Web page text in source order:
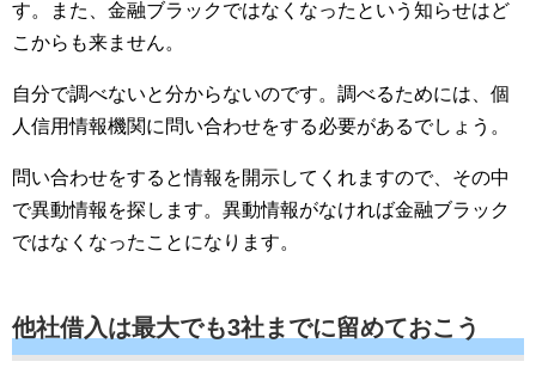
す。また、金融ブラックではなくなったという知らせはど
こからも来ません。
自分で調べないと分からないのです。調べるためには、個
人信用情報機関に問い合わせをする必要があるでしょう。
問い合わせをすると情報を開示してくれますので、その中
で異動情報を探します。異動情報がなければ金融ブラック
ではなくなったことになります。
他社借入は最大でも3社までに留めておこう